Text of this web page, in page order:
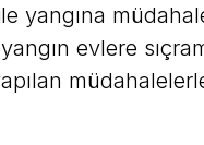
yangına
evlere